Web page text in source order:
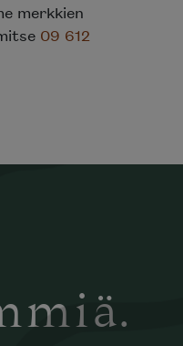
merkkien
09 612